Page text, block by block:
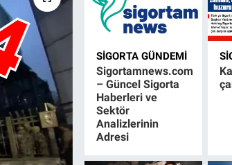
SIGORTA GÜNDEMI
Sigortamnews.com
– Güncel Sigorta
Haberleri ve
Sektör
Analizlerinin
Adresi